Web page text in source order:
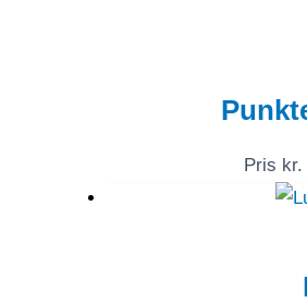
Pris kr.